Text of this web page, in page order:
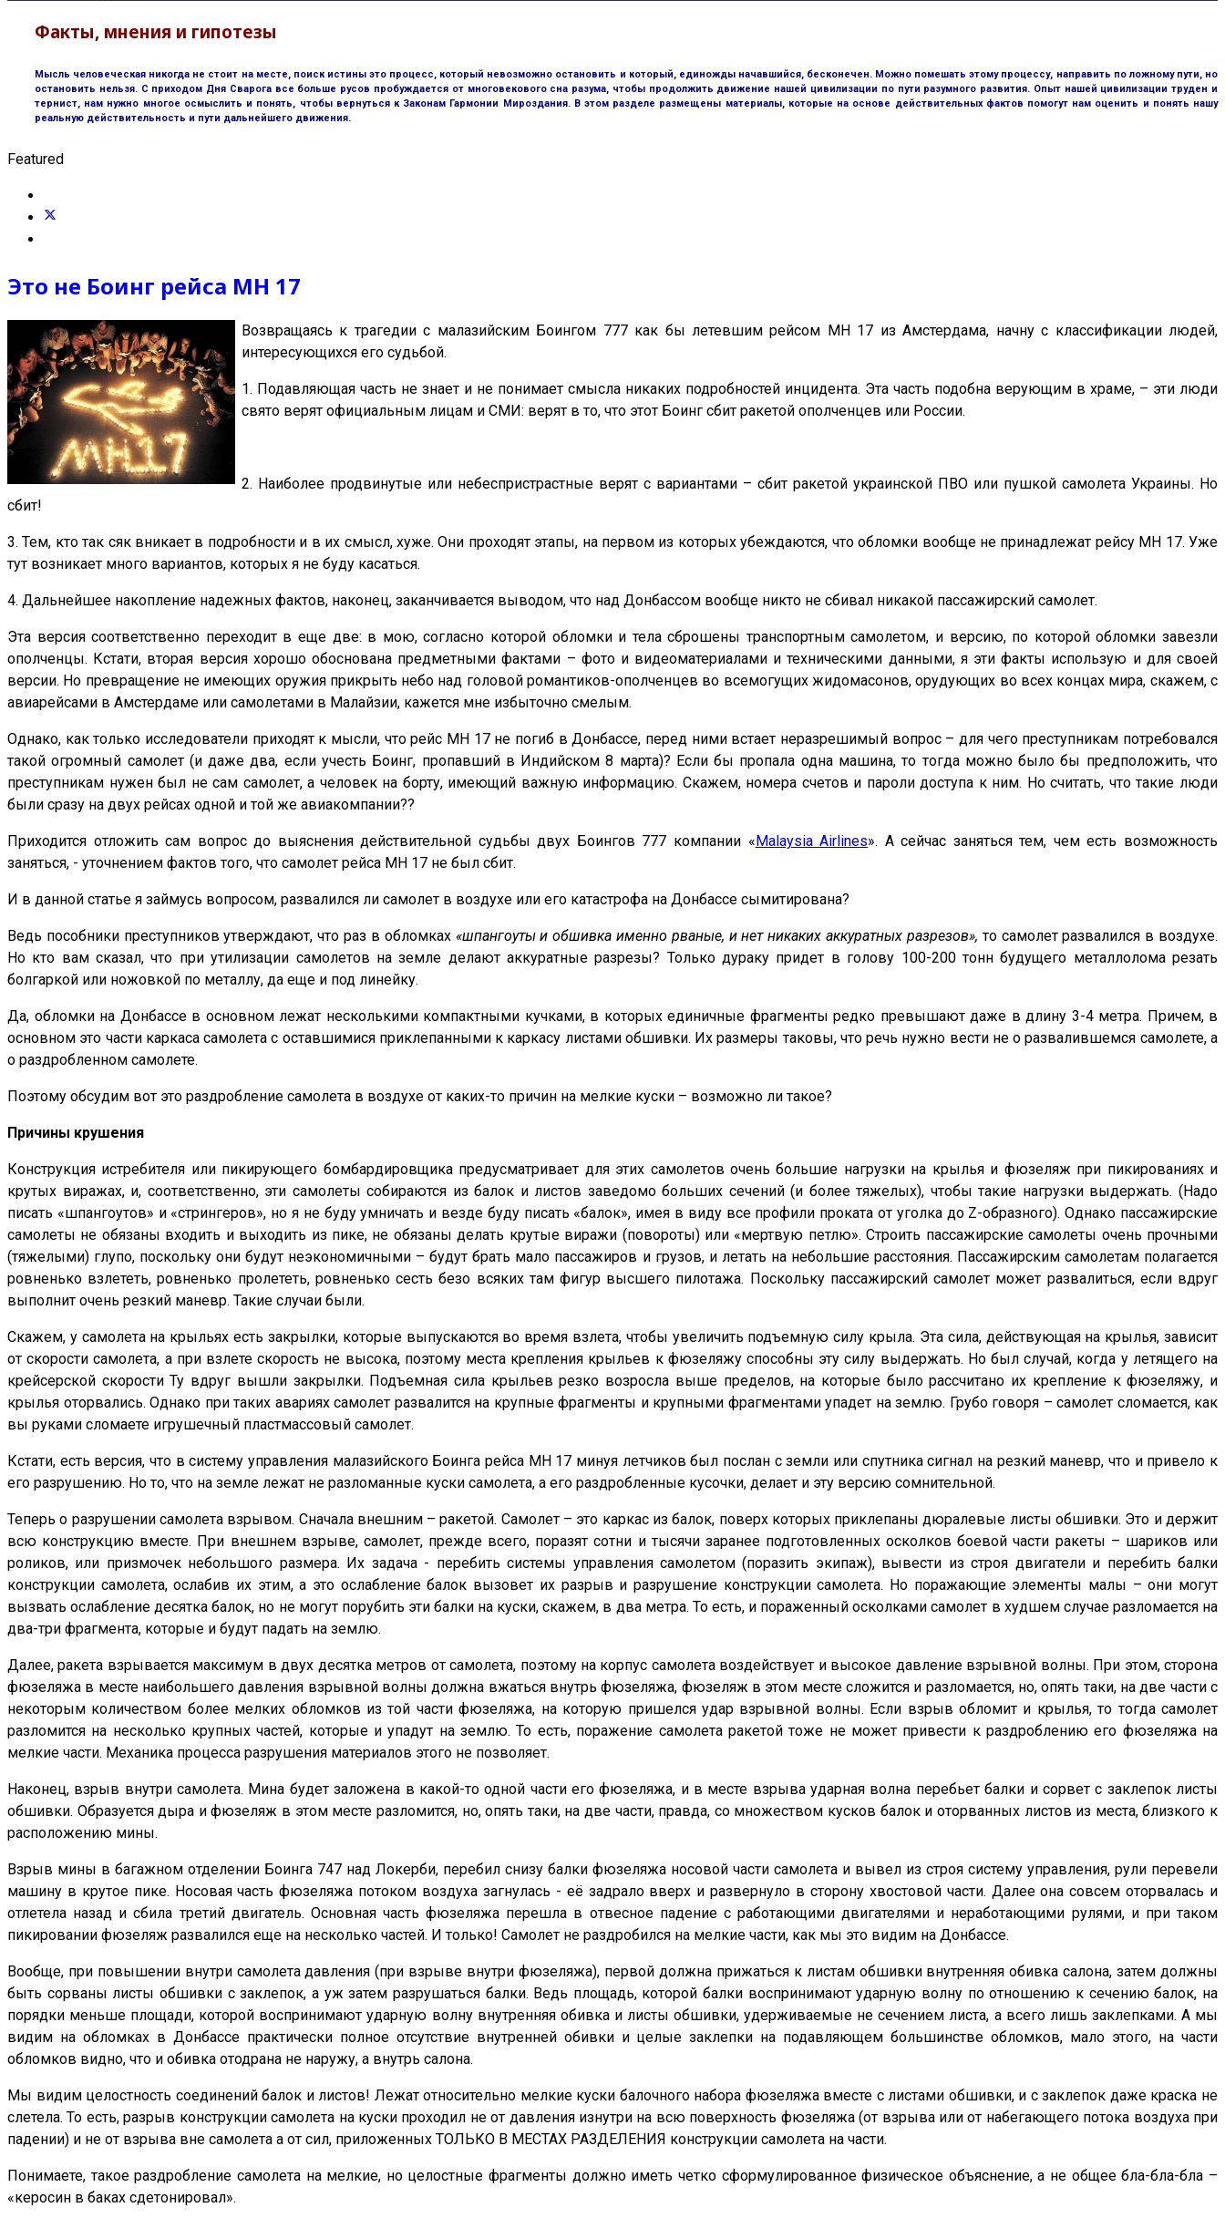
Факты, мнения и гипотезы
Мысль человеческая никогда не стоит на месте, поиск истины это процесс, который невозможно остановить и который, единожды начавшийся, бесконечен. Можно помешать этому процессу, направить по ложному пути, но
остановить нельзя. С приходом Дня Сварога все больше русов пробуждается от многовекового сна разума, чтобы продолжить движение нашей цивилизации по пути разумного развития. Опыт нашей цивилизации труден и
тернист, нам нужно многое осмыслить и понять, чтобы вернуться к Законам Гармонии Мироздания. В этом разделе размещены материалы, которые на основе действительных фактов помогут нам оценить и понять нашу
реальную действительность и пути дальнейшего движения.
Featured
Это не Боинг рейса МН 17
Возвращаясь к трагедии с малазийским Боингом 777 как бы летевшим рейсом МН 17 из Амстердама, начну с классификации людей,
интересующихся его судьбой.
1. Подавляющая часть не знает и не понимает смысла никаких подробностей инцидента. Эта часть подобна верующим в храме, – эти люди
свято верят официальным лицам и СМИ: верят в то, что этот Боинг сбит ракетой ополченцев или России.
2. Наиболее продвинутые или небеспристрастные верят с вариантами – сбит ракетой украинской ПВО или пушкой самолета Украины. Но
сбит!
3. Тем, кто так сяк вникает в подробности и в их смысл, хуже. Они проходят этапы, на первом из которых убеждаются, что обломки вообще не принадлежат рейсу МН 17. Уже
тут возникает много вариантов, которых я не буду касаться.
4. Дальнейшее накопление надежных фактов, наконец, заканчивается выводом, что над Донбассом вообще никто не сбивал никакой пассажирский самолет.
Эта версия соответственно переходит в еще две: в мою, согласно которой обломки и тела сброшены транспортным самолетом, и версию, по которой обломки завезли
ополченцы. Кстати, вторая версия хорошо обоснована предметными фактами – фото и видеоматериалами и техническими данными, я эти факты использую и для своей
версии. Но превращение не имеющих оружия прикрыть небо над головой романтиков-ополченцев во всемогущих жидомасонов, орудующих во всех концах мира, скажем, с
авиарейсами в Амстердаме или самолетами в Малайзии, кажется мне избыточно смелым.
Однако, как только исследователи приходят к мысли, что рейс МН 17 не погиб в Донбассе, перед ними встает неразрешимый вопрос – для чего преступникам потребовался
такой огромный самолет (и даже два, если учесть Боинг, пропавший в Индийском 8 марта)? Если бы пропала одна машина, то тогда можно было бы предположить, что
преступникам нужен был не сам самолет, а человек на борту, имеющий важную информацию. Скажем, номера счетов и пароли доступа к ним. Но считать, что такие люди
были сразу на двух рейсах одной и той же авиакомпании??
Приходится отложить сам вопрос до выяснения действительной судьбы двух Боингов 777 компании « Malaysia Airlines». А сейчас заняться тем, чем есть возможность
заняться, - уточнением фактов того, что самолет рейса МН 17 не был сбит.
И в данной статье я займусь вопросом, развалился ли самолет в воздухе или его катастрофа на Донбассе сымитирована?
Ведь пособники преступников утверждают, что раз в обломках «шпангоуты и обшивка именно рваные, и нет никаких аккуратных разрезов», то самолет развалился в воздухе.
Но кто вам сказал, что при утилизации самолетов на земле делают аккуратные разрезы? Только дураку придет в голову 100-200 тонн будущего металлолома резать
болгаркой или ножовкой по металлу, да еще и под линейку.
Да, обломки на Донбассе в основном лежат несколькими компактными кучками, в которых единичные фрагменты редко превышают даже в длину 3-4 метра. Причем, в
основном это части каркаса самолета с оставшимися приклепанными к каркасу листами обшивки. Их размеры таковы, что речь нужно вести не о развалившемся самолете, а
о раздробленном самолете.
Поэтому обсудим вот это раздробление самолета в воздухе от каких-то причин на мелкие куски – возможно ли такое?
Причины крушения
Конструкция истребителя или пикирующего бомбардировщика предусматривает для этих самолетов очень большие нагрузки на крылья и фюзеляж при пикированиях и
крутых виражах, и, соответственно, эти самолеты собираются из балок и листов заведомо больших сечений (и более тяжелых), чтобы такие нагрузки выдержать. (Надо
писать «шпангоутов» и «стрингеров», но я не буду умничать и везде буду писать «балок», имея в виду все профили проката от уголка до Z-образного). Однако пассажирские
самолеты не обязаны входить и выходить из пике, не обязаны делать крутые виражи (повороты) или «мертвую петлю». Строить пассажирские самолеты очень прочными
(тяжелыми) глупо, поскольку они будут неэкономичными – будут брать мало пассажиров и грузов, и летать на небольшие расстояния. Пассажирским самолетам полагается
ровненько взлететь, ровненько пролететь, ровненько сесть безо всяких там фигур высшего пилотажа. Поскольку пассажирский самолет может развалиться, если вдруг
выполнит очень резкий маневр. Такие случаи были.
Скажем, у самолета на крыльях есть закрылки, которые выпускаются во время взлета, чтобы увеличить подъемную силу крыла. Эта сила, действующая на крылья, зависит
от скорости самолета, а при взлете скорость не высока, поэтому места крепления крыльев к фюзеляжу способны эту силу выдержать. Но был случай, когда у летящего на
крейсерской скорости Ту вдруг вышли закрылки. Подъемная сила крыльев резко возросла выше пределов, на которые было рассчитано их крепление к фюзеляжу, и
крылья оторвались. Однако при таких авариях самолет развалится на крупные фрагменты и крупными фрагментами упадет на землю. Грубо говоря – самолет сломается, как
вы руками сломаете игрушечный пластмассовый самолет.
Кстати, есть версия, что в систему управления малазийского Боинга рейса МН 17 минуя летчиков был послан с земли или спутника сигнал на резкий маневр, что и привело к
его разрушению. Но то, что на земле лежат не разломанные куски самолета, а его раздробленные кусочки, делает и эту версию сомнительной.
Теперь о разрушении самолета взрывом. Сначала внешним – ракетой. Самолет – это каркас из балок, поверх которых приклепаны дюралевые листы обшивки. Это и держит
всю конструкцию вместе. При внешнем взрыве, самолет, прежде всего, поразят сотни и тысячи заранее подготовленных осколков боевой части ракеты – шариков или
роликов, или призмочек небольшого размера. Их задача - перебить системы управления самолетом (поразить экипаж), вывести из строя двигатели и перебить балки
конструкции самолета, ослабив их этим, а это ослабление балок вызовет их разрыв и разрушение конструкции самолета. Но поражающие элементы малы – они могут
вызвать ослабление десятка балок, но не могут порубить эти балки на куски, скажем, в два метра. То есть, и пораженный осколками самолет в худшем случае разломается на
два-три фрагмента, которые и будут падать на землю.
Далее, ракета взрывается максимум в двух десятка метров от самолета, поэтому на корпус самолета воздействует и высокое давление взрывной волны. При этом, сторона
фюзеляжа в месте наибольшего давления взрывной волны должна вжаться внутрь фюзеляжа, фюзеляж в этом месте сложится и разломается, но, опять таки, на две части с
некоторым количеством более мелких обломков из той части фюзеляжа, на которую пришелся удар взрывной волны. Если взрыв обломит и крылья, то тогда самолет
разломится на несколько крупных частей, которые и упадут на землю. То есть, поражение самолета ракетой тоже не может привести к раздроблению его фюзеляжа на
мелкие части. Механика процесса разрушения материалов этого не позволяет.
Наконец, взрыв внутри самолета. Мина будет заложена в какой-то одной части его фюзеляжа, и в месте взрыва ударная волна перебьет балки и сорвет с заклепок листы
обшивки. Образуется дыра и фюзеляж в этом месте разломится, но, опять таки, на две части, правда, со множеством кусков балок и оторванных листов из места, близкого к
расположению мины.
Взрыв мины в багажном отделении Боинга 747 над Локерби, перебил снизу балки фюзеляжа носовой части самолета и вывел из строя систему управления, рули перевели
машину в крутое пике. Носовая часть фюзеляжа потоком воздуха загнулась - её задрало вверх и развернуло в сторону хвостовой части. Далее она совсем оторвалась и
отлетела назад и сбила третий двигатель. Основная часть фюзеляжа перешла в отвесное падение с работающими двигателями и неработающими рулями, и при таком
пикировании фюзеляж развалился еще на несколько частей. И только! Самолет не раздробился на мелкие части, как мы это видим на Донбассе.
Вообще, при повышении внутри самолета давления (при взрыве внутри фюзеляжа), первой должна прижаться к листам обшивки внутренняя обивка салона, затем должны
быть сорваны листы обшивки с заклепок, а уж затем разрушаться балки. Ведь площадь, которой балки воспринимают ударную волну по отношению к сечению балок, на
порядки меньше площади, которой воспринимают ударную волну внутренняя обивка и листы обшивки, удерживаемые не сечением листа, а всего лишь заклепками. А мы
видим на обломках в Донбассе практически полное отсутствие внутренней обивки и целые заклепки на подавляющем большинстве обломков, мало этого, на части
обломков видно, что и обивка отодрана не наружу, а внутрь салона.
Мы видим целостность соединений балок и листов! Лежат относительно мелкие куски балочного набора фюзеляжа вместе с листами обшивки, и с заклепок даже краска не
слетела. То есть, разрыв конструкции самолета на куски проходил не от давления изнутри на всю поверхность фюзеляжа (от взрыва или от набегающего потока воздуха при
падении) и не от взрыва вне самолета а от сил, приложенных ТОЛЬКО В МЕСТАХ РАЗДЕЛЕНИЯ конструкции самолета на части.
Понимаете, такое раздробление самолета на мелкие, но целостные фрагменты должно иметь четко сформулированное физическое объяснение, а не общее бла-бла-бла –
«керосин в баках сдетонировал».